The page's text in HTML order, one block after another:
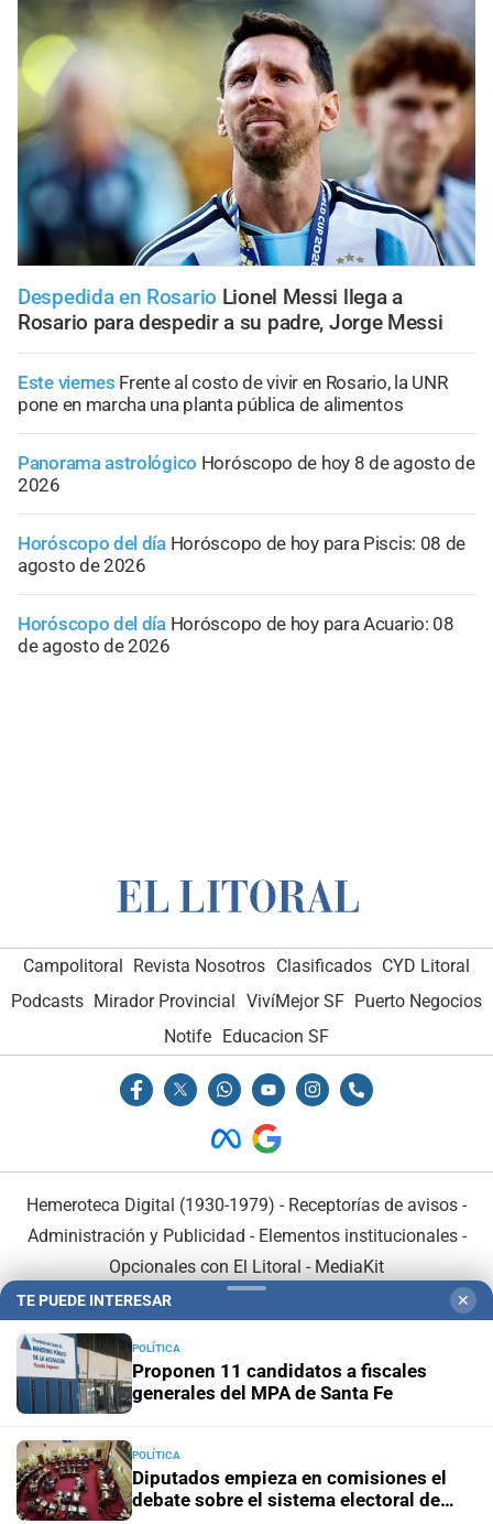
Despedida en Rosario Lionel Messi llega a
Rosario para despedir a su padre, Jorge Messi
Este viernes Frente al costo de vivir en Rosario, la UNR
pone en marcha una planta pública de alimentos
Panorama astrológico Horóscopo de hoy 8 de agosto de
2026
Horóscopo del día Horóscopo de hoy para Piscis: 08 de
agosto de 2026
Horóscopo del día Horóscopo de hoy para Acuario: 08
de agosto de 2026
Campolitoral Revista Nosotros Clasificados CYD Litoral
Podcasts Mirador Provincial VivíMejor SF Puerto Negocios
Notife Educacion SF
Hemeroteca Digital (1930-1979) - Receptorías de avisos -
Administración y Publicidad - Elementos institucionales-
Opcionales con El Litoral - MediaKit
En Asociación con:
TE PUEDE INTERESAR ✕
POLÍTICA
Proponen 11 candidatos a fiscales
generales del MPA de Santa Fe
POLÍTICA
Diputados empieza en comisiones el
debate sobre el sistema electoral de